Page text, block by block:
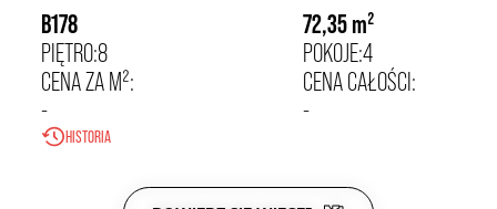
B178
PIĘTRO:8 POKOJE:4
72,35 m²
CENA ZA M²:
-
CENA CAŁOŚCI:
-
HISTORIA
POW. DODATKOWA:-